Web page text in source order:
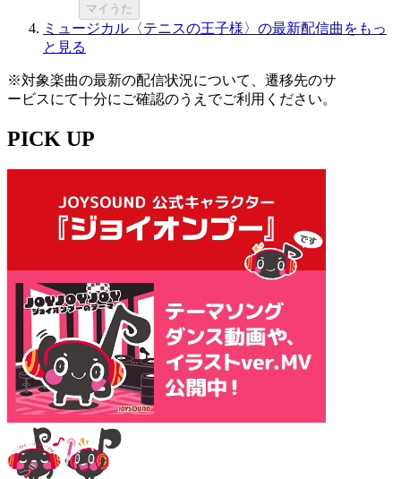
マイうた
ミュージカル〈テニスの王子様〉の最新配信曲をもっ
と見る
※対象楽曲の最新の配信状況について、遷移先のサ
ービスにて十分にご確認のうえでご利用ください。
PICK UP